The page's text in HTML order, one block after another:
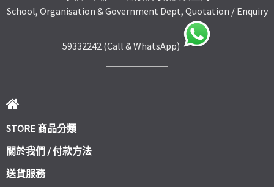
School, Organisation & Government Dept, Quotation / Enquiry
59332242 (Call & WhatsApp)
STORE 商品分類
關於我們 / 付款方法
送貨服務